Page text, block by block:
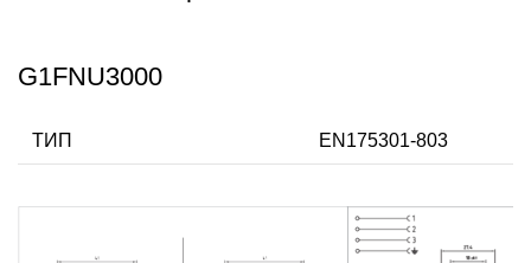
G1FNU3000
ТИП EN175301-803